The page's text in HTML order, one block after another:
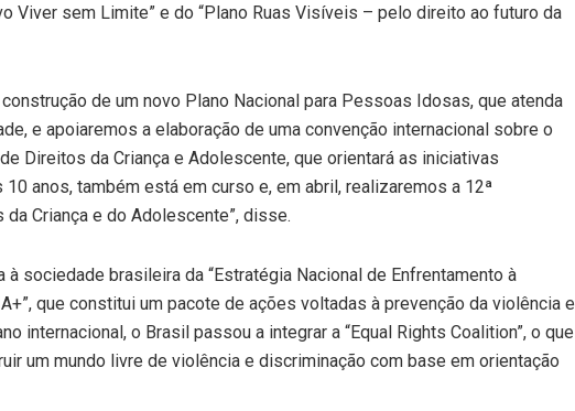
Viver sem Limite” e do “Plano Ruas Visíveis – pelo direito ao futuro da
de um novo Plano Nacional para Pessoas Idosas, que atenda
e apoiaremos a elaboração de uma convenção internacional sobre o
Direitos da Criança e Adolescente, que orientará as iniciativas
anos, também está em curso e, em abril, realizaremos a 12ª
Criança e do Adolescente”, disse.
sociedade brasileira da “Estratégia Nacional de Enfrentamento à
que constitui um pacote de ações voltadas à prevenção da violência e
internacional, o Brasil passou a integrar a “Equal Rights Coalition”, o que
um mundo livre de violência e discriminação com base em orientação